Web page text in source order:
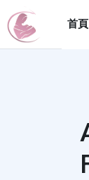
首頁